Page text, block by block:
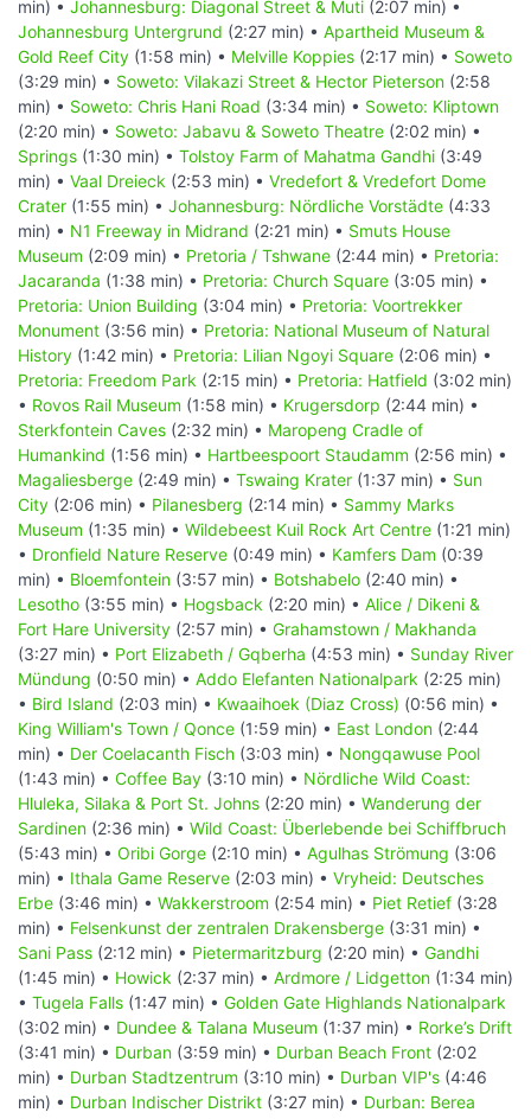
min) • Johannesburg: Diagonal Street & Muti (2:07 min) •
Johannesburg Untergrund (2:27 min) • Apartheid Museum &
Gold Reef City (1:58 min) • Melville Koppies (2:17 min) • Soweto
(3:29 min) • Soweto: Vilakazi Street & Hector Pieterson (2:58
min) • Soweto: Chris Hani Road (3:34 min) • Soweto: Kliptown
(2:20 min) • Soweto: Jabavu & Soweto Theatre (2:02 min) •
Springs (1:30 min) • Tolstoy Farm of Mahatma Gandhi (3:49
min) • Vaal Dreieck (2:53 min) • Vredefort & Vredefort Dome
Crater (1:55 min) • Johannesburg: Nördliche Vorstädte (4:33
min) • N1 Freeway in Midrand (2:21 min) • Smuts House
Museum (2:09 min) • Pretoria / Tshwane (2:44 min) • Pretoria:
Jacaranda (1:38 min) • Pretoria: Church Square (3:05 min) •
Pretoria: Union Building (3:04 min) • Pretoria: Voortrekker
Monument (3:56 min) • Pretoria: National Museum of Natural
History (1:42 min) • Pretoria: Lilian Ngoyi Square (2:06 min) •
Pretoria: Freedom Park (2:15 min) • Pretoria: Hatfield (3:02 min)
• Rovos Rail Museum (1:58 min) • Krugersdorp (2:44 min) •
Sterkfontein Caves (2:32 min) • Maropeng Cradle of
Humankind (1:56 min) • Hartbeespoort Staudamm (2:56 min) •
Magaliesberge (2:49 min) • Tswaing Krater (1:37 min) • Sun
City (2:06 min) • Pilanesberg (2:14 min) • Sammy Marks
Museum (1:35 min) • Wildebeest Kuil Rock Art Centre (1:21 min)
• Dronfield Nature Reserve (0:49 min) • Kamfers Dam (0:39
min) • Bloemfontein (3:57 min) • Botshabelo (2:40 min) •
Lesotho (3:55 min) • Hogsback (2:20 min) • Alice / Dikeni &
Fort Hare University (2:57 min) • Grahamstown / Makhanda
(3:27 min) • Port Elizabeth / Gqberha (4:53 min) • Sunday River
Mündung (0:50 min) • Addo Elefanten Nationalpark (2:25 min)
• Bird Island (2:03 min) • Kwaaihoek (Diaz Cross) (0:56 min) •
King William's Town / Qonce (1:59 min) • East London (2:44
min) • Der Coelacanth Fisch (3:03 min) • Nongqawuse Pool
(1:43 min) • Coffee Bay (3:10 min) • Nördliche Wild Coast:
Hluleka, Silaka & Port St. Johns (2:20 min) • Wanderung der
Sardinen (2:36 min) • Wild Coast: Überlebende bei Schiffbruch
(5:43 min) • Oribi Gorge (2:10 min) • Agulhas Strömung (3:06
min) • Ithala Game Reserve (2:03 min) • Vryheid: Deutsches
Erbe (3:46 min) • Wakkerstroom (2:54 min) • Piet Retief (3:28
min) • Felsenkunst der zentralen Drakensberge (3:31 min) •
Sani Pass (2:12 min) • Pietermaritzburg (2:20 min) • Gandhi
(1:45 min) • Howick (2:37 min) • Ardmore / Lidgetton (1:34 min)
• Tugela Falls (1:47 min) • Golden Gate Highlands Nationalpark
(3:02 min) • Dundee & Talana Museum (1:37 min) • Rorke’s Drift
(3:41 min) • Durban (3:59 min) • Durban Beach Front (2:02
min) • Durban Stadtzentrum (3:10 min) • Durban VIP's (4:46
min) • Durban Indischer Distrikt (3:27 min) • Durban: Berea